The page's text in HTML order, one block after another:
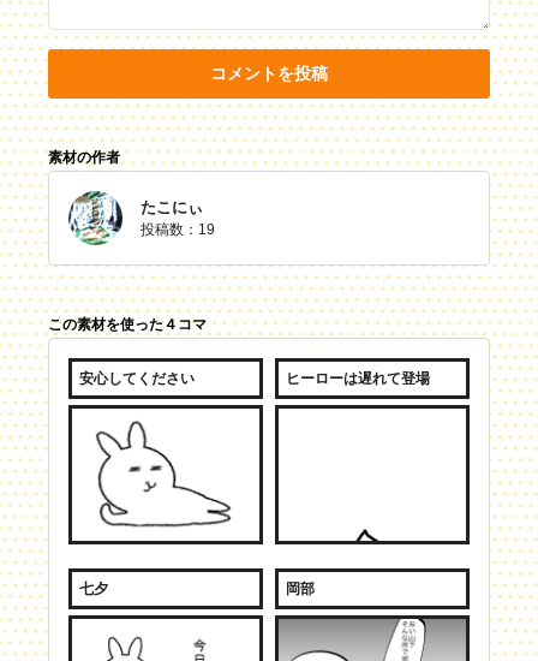
コメントを投稿
素材の作者
たこにぃ
投稿数：19
この素材を使った４コマ
安心してください ヒーローは遅れて登場
七夕 岡部